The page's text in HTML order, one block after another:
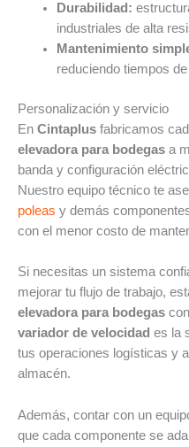
Durabilidad:
industriales de alta
Mantenimiento
reduciendo tiempos
Personalización y servicio
En Cintaplus fabricamos
elevadora para bodegas a
banda y configuración
Nuestro equipo técnico te
poleas y demás
con el menor costo de
Si necesitas un sistema
mejorar tu flujo de trabajo,
elevadora para bodegas con
variador de velocidad es la
tus operaciones logísticas y
almacén.
Además, contar con un
que cada componente se